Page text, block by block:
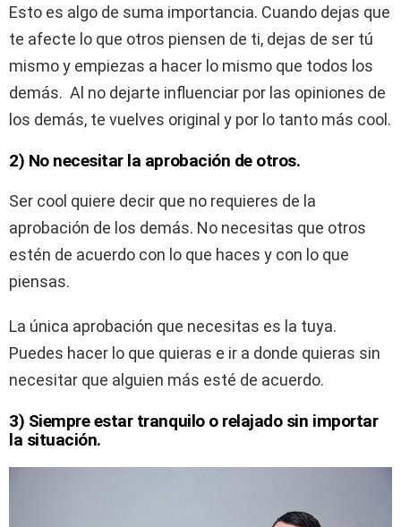
Esto es algo de suma importancia. Cuando dejas que
te afecte lo que otros piensen de ti, dejas de ser tú
mismo y empiezas a hacer lo mismo que todos los
demás. Al no dejarte influenciar por las opiniones de
los demás, te vuelves original y por lo tanto más cool.
2) No necesitar la aprobación de otros.
Ser cool quiere decir que no requieres de la
aprobación de los demás. No necesitas que otros
estén de acuerdo con lo que haces y con lo que
piensas.
La única aprobación que necesitas es la tuya.
Puedes hacer lo que quieras e ir a donde quieras sin
necesitar que alguien más esté de acuerdo.
3) Siempre estar tranquilo o relajado sin importar
la situación.